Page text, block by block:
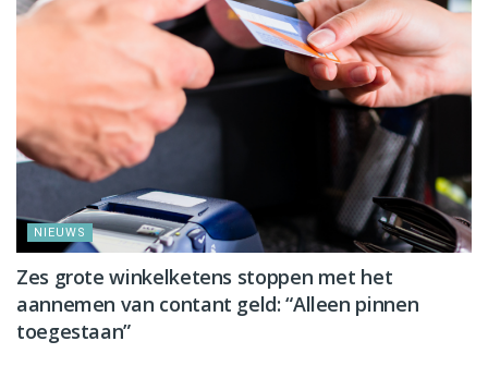
NIEUWS
Zes grote winkelketens stoppen met het
aannemen van contant geld: “Alleen pinnen
toegestaan”